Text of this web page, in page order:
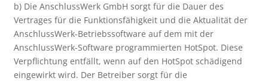
b) Die AnschlussWerk GmbH sorgt für die Dauer des
Vertrages für die Funktionsfähigkeit und die Aktualität der
AnschlussWerk-Betriebssoftware auf dem mit der
AnschlussWerk-Software programmierten HotSpot. Diese
Verpflichtung entfällt, wenn auf den HotSpot schädigend
eingewirkt wird. Der Betreiber sorgt für die